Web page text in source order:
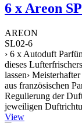
6 x Areon
AREON
SL02-6
› 6 x Autoduft
dieses
lassen›
aus französischen
Regulierung der
jeweiligen
View